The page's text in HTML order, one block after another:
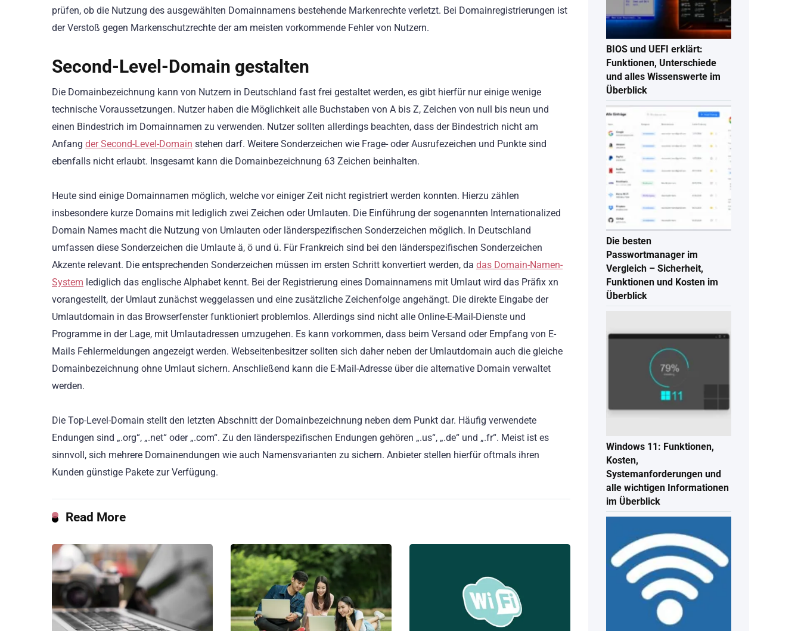
prüfen, ob die Nutzung des ausgewählten Domainnamens bestehende Markenrechte verletzt. Bei Domainregistrierungen ist
der Verstoß gegen Markenschutzrechte der am meisten vorkommende Fehler von Nutzern.
Second-Level-Domain gestalten
Die Domainbezeichnung kann von Nutzern in Deutschland fast frei gestaltet werden, es gibt hierfür nur einige wenige
technische Voraussetzungen. Nutzer haben die Möglichkeit alle Buchstaben von A bis Z, Zeichen von null bis neun und
einen Bindestrich im Domainnamen zu verwenden. Nutzer sollten allerdings beachten, dass der Bindestrich nicht am
Anfang der Second-Level-Domain stehen darf. Weitere Sonderzeichen wie Frage- oder Ausrufezeichen und Punkte sind
ebenfalls nicht erlaubt. Insgesamt kann die Domainbezeichnung 63 Zeichen beinhalten.
Heute sind einige Domainnamen möglich, welche vor einiger Zeit nicht registriert werden konnten. Hierzu zählen
insbesondere kurze Domains mit lediglich zwei Zeichen oder Umlauten. Die Einführung der sogenannten Internationalized
Domain Names macht die Nutzung von Umlauten oder länderspezifischen Sonderzeichen möglich. In Deutschland
umfassen diese Sonderzeichen die Umlaute ä, ö und ü. Für Frankreich sind bei den länderspezifischen Sonderzeichen
Akzente relevant. Die entsprechenden Sonderzeichen müssen im ersten Schritt konvertiert werden, da das Domain-Namen-
System lediglich das englische Alphabet kennt. Bei der Registrierung eines Domainnamens mit Umlaut wird das Präfix xn
vorangestellt, der Umlaut zunächst weggelassen und eine zusätzliche Zeichenfolge angehängt. Die direkte Eingabe der
Umlautdomain in das Browserfenster funktioniert problemlos. Allerdings sind nicht alle Online-E-Mail-Dienste und
Programme in der Lage, mit Umlautadressen umzugehen. Es kann vorkommen, dass beim Versand oder Empfang von E-
Mails Fehlermeldungen angezeigt werden. Webseitenbesitzer sollten sich daher neben der Umlautdomain auch die gleiche
Domainbezeichnung ohne Umlaut sichern. Anschließend kann die E-Mail-Adresse über die alternative Domain verwaltet
werden.
Die Top-Level-Domain stellt den letzten Abschnitt der Domainbezeichnung neben dem Punkt dar. Häufig verwendete
Endungen sind „.org“, „.net“ oder „.com“. Zu den länderspezifischen Endungen gehören „.us“, „.de“ und „.fr“. Meist ist es
sinnvoll, sich mehrere Domainendungen wie auch Namensvarianten zu sichern. Anbieter stellen hierfür oftmals ihren
Kunden günstige Pakete zur Verfügung.
Read More
BIOS und UEFI erklärt:
Funktionen, Unterschiede
und alles Wissenswerte im
Überblick
Die besten
Passwortmanager im
Vergleich – Sicherheit,
Funktionen und Kosten im
Überblick
Windows 11: Funktionen,
Kosten,
Systemanforderungen und
alle wichtigen Informationen
im Überblick